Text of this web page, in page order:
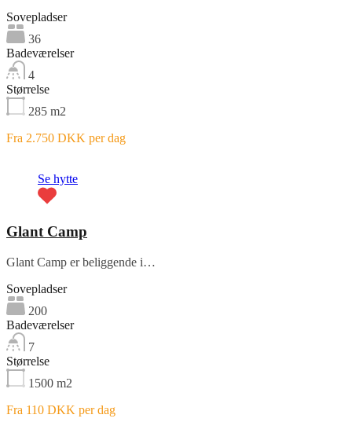
Sovepladser
36
Badeværelser
4
Størrelse
285 m2
Fra 2.750 DKK per dag
Se hytte
Glant Camp
Glant Camp er beliggende i…
Sovepladser
200
Badeværelser
7
Størrelse
1500 m2
Fra 110 DKK per dag